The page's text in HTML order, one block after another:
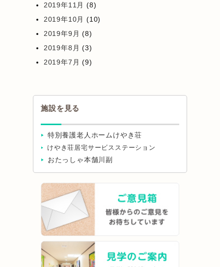
2019年11月 (8)
2019年10月 (10)
2019年9月 (8)
2019年8月 (3)
2019年7月 (9)
施設を見る
特別養護老人ホームけやき荘
けやき荘居宅サービスステーション
おたっしゃ本舗川副